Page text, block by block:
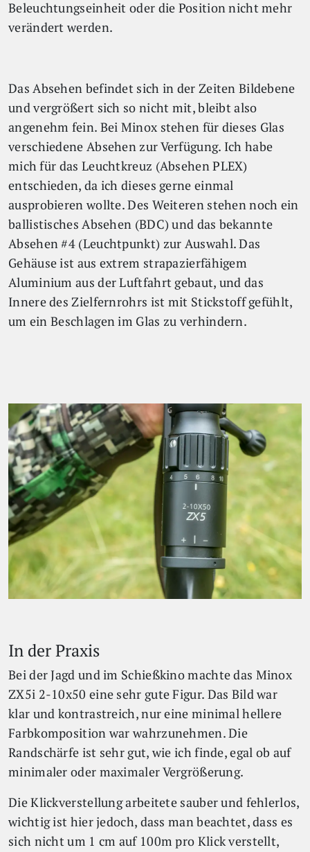
Beleuchtungseinheit oder die Position nicht mehr
verändert werden.
Das Absehen befindet sich in der Zeiten Bildebene
und vergrößert sich so nicht mit, bleibt also
angenehm fein. Bei Minox stehen für dieses Glas
verschiedene Absehen zur Verfügung. Ich habe
mich für das Leuchtkreuz (Absehen PLEX)
entschieden, da ich dieses gerne einmal
ausprobieren wollte. Des Weiteren stehen noch ein
ballistisches Absehen (BDC) und das bekannte
Absehen #4 (Leuchtpunkt) zur Auswahl. Das
Gehäuse ist aus extrem strapazierfähigem
Aluminium aus der Luftfahrt gebaut, und das
Innere des Zielfernrohrs ist mit Stickstoff gefühlt,
um ein Beschlagen im Glas zu verhindern.
In der Praxis
Bei der Jagd und im Schießkino machte das Minox
ZX5i 2-10x50 eine sehr gute Figur. Das Bild war
klar und kontrastreich, nur eine minimal hellere
Farbkomposition war wahrzunehmen. Die
Randschärfe ist sehr gut, wie ich finde, egal ob auf
minimaler oder maximaler Vergrößerung.
Die Klickverstellung arbeitete sauber und fehlerlos,
wichtig ist hier jedoch, dass man beachtet, dass es
sich nicht um 1 cm auf 100m pro Klick verstellt,